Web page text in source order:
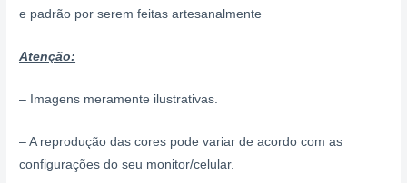
e padrão por serem feitas artesanalmente
Atenção:
– Imagens meramente ilustrativas.
– A reprodução das cores pode variar de acordo com as
configurações do seu monitor/celular.